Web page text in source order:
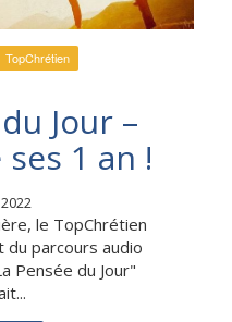
TopChrétien
Jour –
1 an !
le TopChrétien
du parcours audio
Pensée du Jour"